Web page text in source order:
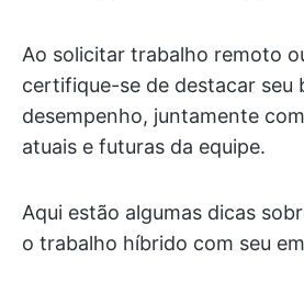
Ao solicitar trabalho remoto
certifique-se de destacar seu
desempenho, juntamente
atuais e futuras da equipe.
Aqui estão algumas dicas
o trabalho híbrido com seu